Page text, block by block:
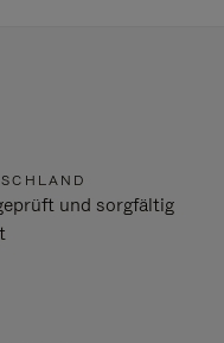
und sorgfältig